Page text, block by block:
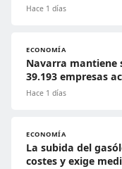
Hace 1 días
ECONOMÍA
Navarra mantiene
39.193 empresas
Hace 1 días
ECONOMÍA
La subida del
costes y exige